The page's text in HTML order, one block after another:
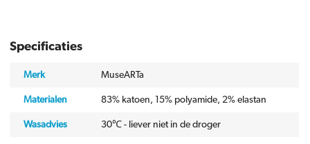
Specificaties
Merk MuseARTa
Materialen 83% katoen, 15% polyamide, 2% elastan
Wasadvies 30℃ - liever niet in de droger